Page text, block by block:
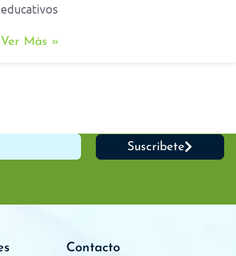
educativos
Ver Màs »
Suscribete
Contacto